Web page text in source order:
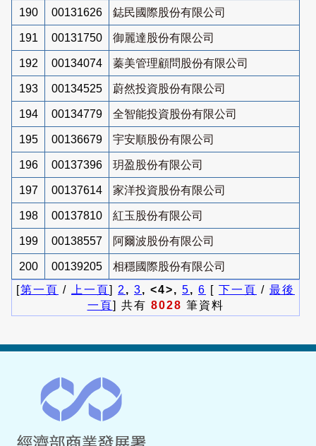
190 00131626 鋕民國際股份有限公司
191 00131750 御麗達股份有限公司
192 00134074 蓁美管理顧問股份有限公司
193 00134525 蔚然投資股份有限公司
194 00134779 全智能投資股份有限公司
195 00136679 宇安順股份有限公司
196 00137396 玥盈股份有限公司
197 00137614 家洋投資股份有限公司
198 00137810 紅玉股份有限公司
199 00138557 阿爾波股份有限公司
200 00139205
相穩國際股份有限公司
[第一頁 / 上一頁] 2 , 3, <4>, 5, 6 [ 下一頁 / 最後
一頁] 共有 8028 筆資料